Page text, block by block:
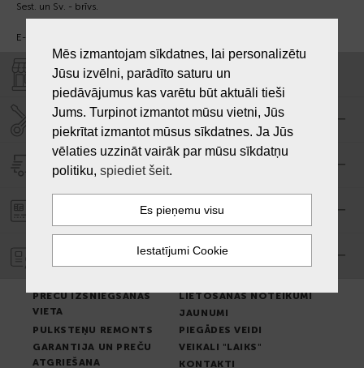
Sest. un Sv. - brīvs.
E-pasts:
VEIKALI "LAIKS"
SERVISA CENTRS "LAIKS"
PIEGĀDE
PASŪTĪJUMA APMAKSA
GARANTIJA
PREČU IZSNIEGŠANAS
VIETA
LIETOŠANAS NOTEIKUMI
JAUNUMI
PULKSTEŅU REMONTS
PIEGĀDES VEIDI
GARANTIJA UN PREČU
ATGRIEŠANA
VEIKALI "LAIKS"
KONTAKTI
Mēs izmantojam sīkdatnes, lai personalizētu
Jūsu izvēlni, parādīto saturu un
piedāvājumus kas varētu būt aktuāli tieši
Jums. Turpinot izmantot mūsu vietni, Jūs
piekrītat izmantot mūsus sīkdatnes. Ja Jūs
vēlaties uzzināt vairāk par mūsu sīkdatņu
politiku, spiediet šeit.